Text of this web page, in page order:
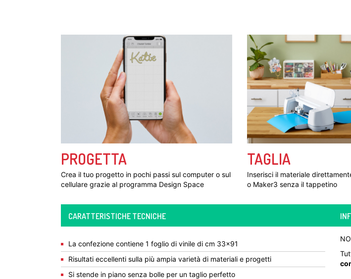
PROGETTA
Crea il tuo progetto in pochi passi sul computer o sul
cellulare grazie al programma Design Space
TAGLIA
Inserisci il materiale
o Maker3 senza il tappetino
CARATTERISTICHE TECNICHE
La confezione contiene 1 foglio di vinile di cm 33×91
Risultati eccellenti sulla più ampia varietà di materiali e progetti
Si stende in piano senza bolle per un taglio perfetto